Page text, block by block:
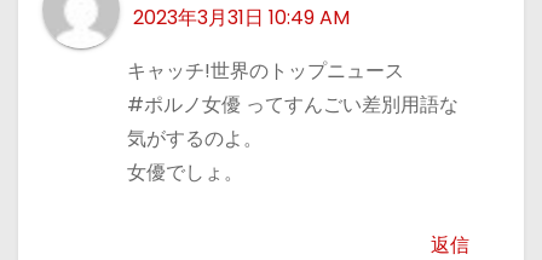
2023年3月31日 10:49 AM
キャッチ!世界のトップニュース
#ポルノ女優 ってすんごい差別用語な
気がするのよ。
女優でしょ。
返信